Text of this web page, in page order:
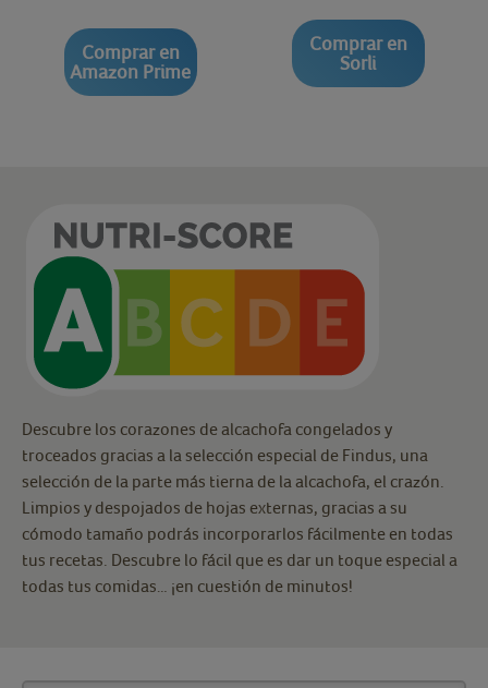
Comprar en
Amazon Prime
Comprar en
Sorli
Descubre los corazones de alcachofa congelados y
troceados gracias a la selección especial de Findus, una
selección de la parte más tierna de la alcachofa, el crazón.
Limpios y despojados de hojas externas, gracias a su
cómodo tamaño podrás incorporarlos fácilmente en todas
tus recetas. Descubre lo fácil que es dar un toque especial a
todas tus comidas… ¡en cuestión de minutos!